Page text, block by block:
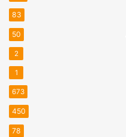
83
50
2
1
673
450
78